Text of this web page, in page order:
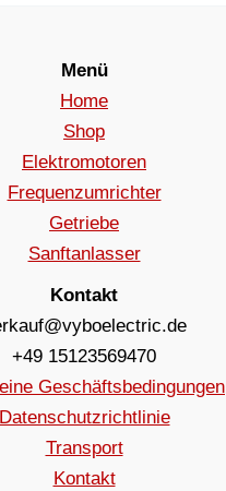
Menü
Home
Shop
Elektromotoren
Frequenzumrichter
Getriebe
Sanftanlasser
Kontakt
+49 15123569470
Geschäftsbedingungen
Datenschutzrichtlinie
Transport
Kontakt